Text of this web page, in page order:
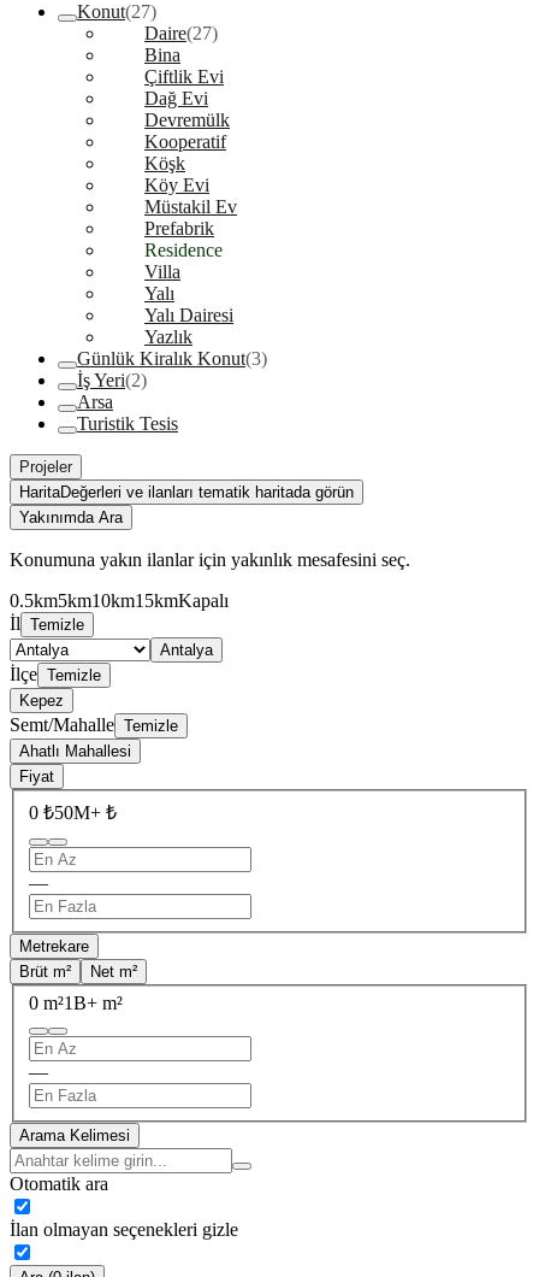
Konut(27)
Daire(27)
Bina
Çiftlik Evi
Dağ Evi
Devremülk
Kooperatif
Köşk
Köy Evi
Müstakil Ev
Prefabrik
Residence
Villa
Yalı
Yalı Dairesi
Yazlık
Günlük Kiralık Konut(3)
İş Yeri(2)
Arsa
Turistik Tesis
Projeler
HaritaDeğerleri ve ilanları tematik haritada görün
Yakınımda Ara
Konumuna yakın ilanlar için yakınlık mesafesini seç.
0.5km5km10km15kmKapalı
İl Temizle
Antalya
İlçe Temizle
Kepez
Semt/Mahalle Temizle
Ahatlı Mahallesi
Fiyat
0 ₺50M+ ₺
—
Metrekare
Brüt m²
Net m²
0 m²1B+ m²
—
Arama Kelimesi
Otomatik ara
İlan olmayan seçenekleri gizle